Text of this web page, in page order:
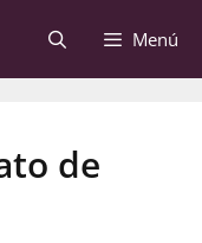
Menú
de